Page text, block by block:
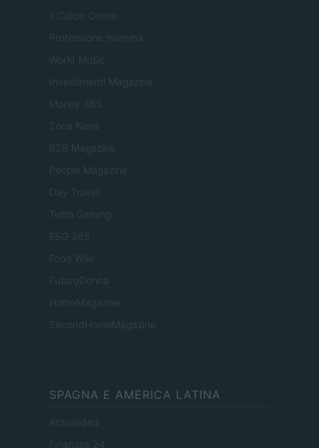
Il Calcio Online
Professione mamma
World Music
Investimenti Magazine
Money 365
Zona Nerd
B2B Magazine
People Magazine
Day Travel
Tutto Gaming
ESG 365
Food Wiki
FuturoDonna
HomeMagazine
SecondHomeMagazine
SPAGNA E AMERICA LATINA
Actualidad
Finanzas 24